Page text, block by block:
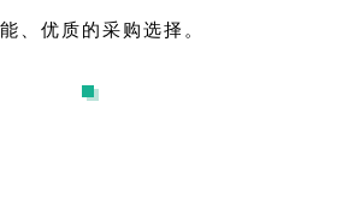
、优质的采购选择。